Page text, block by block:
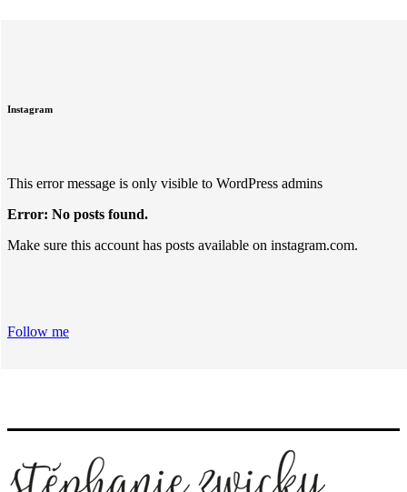
Instagram
This error message is only visible to WordPress admins
Error: No posts found.
Make sure this account has posts available on instagram.com.
Follow me